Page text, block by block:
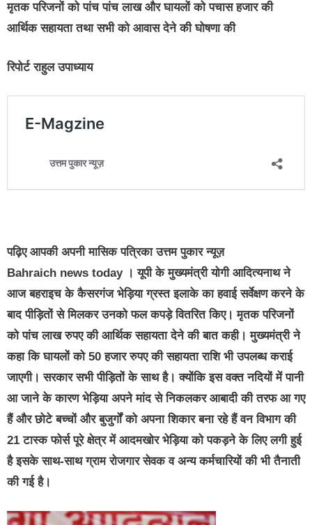
मृतक परिजनों को पांच पांच लाख और घायलों को पचास हजार की
आर्थिक सहायता तथा सभी को आवास देने की घोषणा की
रिपोर्ट राहुल उपाध्याय
पढ़िए आपकी अपनी मासिक पत्रिका उत्तम पुकार न्यूज़
Bahraich news today । यूपी के मुख्यमंत्री योगी आदित्यनाथ ने
आज बहराइच के कैसरगंज भेड़िया ग्रस्त इलाके का हवाई सर्वेक्षण करने के
बाद पीड़ितों से मिलकर उनको फल कपड़े वितरित किए। मृतक परिजनों
को पांच लाख रुपए की आर्थिक सहायता देने की बात कही। मुख्यमंत्री ने
कहा कि घायलों को 50 हजार रुपए की सहायता राशि भी उपलब्ध कराई
जाएगी। सरकार सभी पीड़ितों के साथ है। क्योंकि इस वक्त नदियों में पानी
आ जाने के कारण भेड़िया अपने मांद से निकलकर आबादी की तरफ आ गए
हैं और छोटे बच्चों और बुजुर्गों को अपना शिकार बना रहे हैं वन विभाग की
21 टास्क फोर्स पूरे क्षेत्र में आदमखोर भेड़िया को पकड़ने के लिए लगी हुई
है इसके साथ-साथ ग्राम रोजगार सेवक व अन्य कर्मचारियों की भी तैनाती
की गई है।